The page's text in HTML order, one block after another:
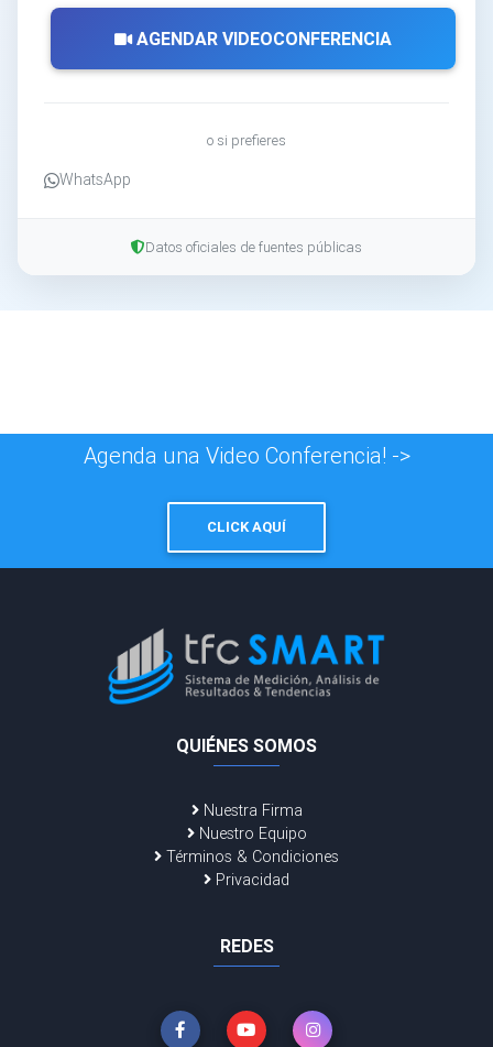
AGENDAR VIDEOCONFERENCIA
o si prefieres
WhatsApp
Datos oficiales de fuentes públicas
Agenda una Video Conferencia! ->
CLICK AQUÍ
QUIÉNES SOMOS
Nuestra Firma
Nuestro Equipo
Términos & Condiciones
Privacidad
REDES